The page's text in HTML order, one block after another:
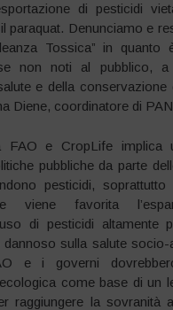
di pesticidi
paraquat. Denunciamo e
Tossica” in quanto
non noti al pubblico,
e della conservazione
Diene, coordinatore di
FAO e CropLife implica
pubbliche da parte
pesticidi,
viene favorita
di pesticidi altamente
dannoso sulla salute
e i governi
come base di un
raggiungere la sovranità